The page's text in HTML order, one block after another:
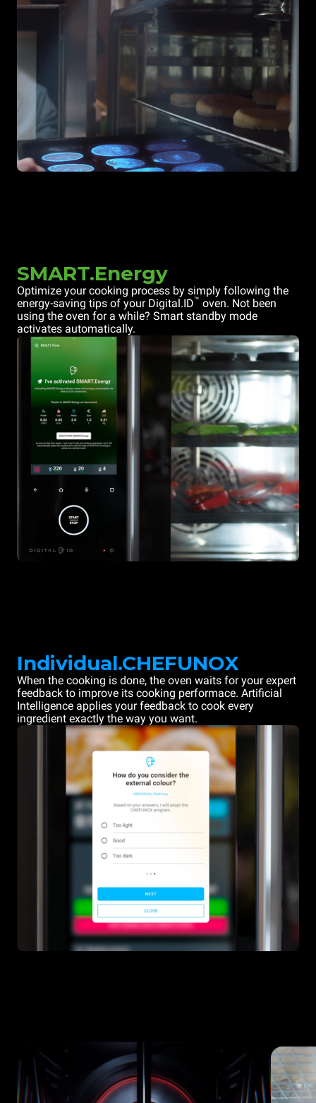
SMART.Energy
Optimize your cooking process by simply following the
energy-saving tips of your Digital.ID™ oven. Not been
using the oven for a while? Smart standby mode
activates automatically.
Individual.CHEFUNOX
When the cooking is done, the oven waits for your expert
feedback to improve its cooking performace. Artificial
Intelligence applies your feedback to cook every
ingredient exactly the way you want.